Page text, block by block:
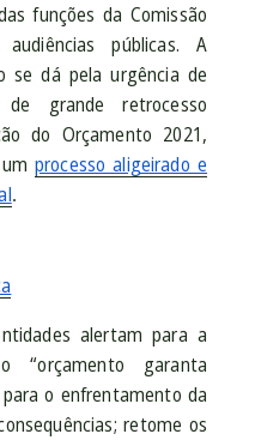
funções da Comissão
públicas. A
se dá pela urgência de
grande retrocesso
do Orçamento 2021,
processo aligeirado e
.
alertam para a
“orçamento garanta
o enfrentamento da
retome os